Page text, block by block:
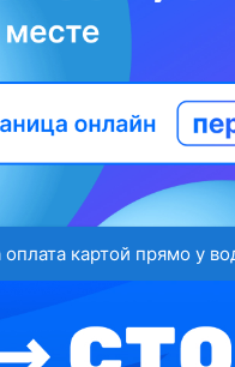
картой прямо у